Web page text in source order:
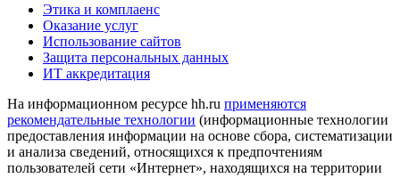
Этика и комплаенс
Оказание услуг
Использование сайтов
Защита персональных данных
ИТ аккредитация
На информационном ресурсе hh.ru применяются
рекомендательные технологии (информационные технологии
предоставления информации на основе сбора, систематизации
и анализа сведений, относящихся к предпочтениям
пользователей сети «Интернет», находящихся на территории